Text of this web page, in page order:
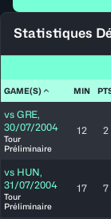
Statistiques
GAME(S) MIN
vs GRE,
30/07/2004
Tour
Préliminaire
12 2
vs HUN,
31/07/2004
Tour
Préliminaire
17 7